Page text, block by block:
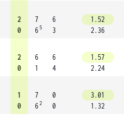
2
0
7
6 5
6
3
1.52
2.36
2
0
6
1
6
4
1.57
2.24
1
0
7
62
0
0
3.01
1.32